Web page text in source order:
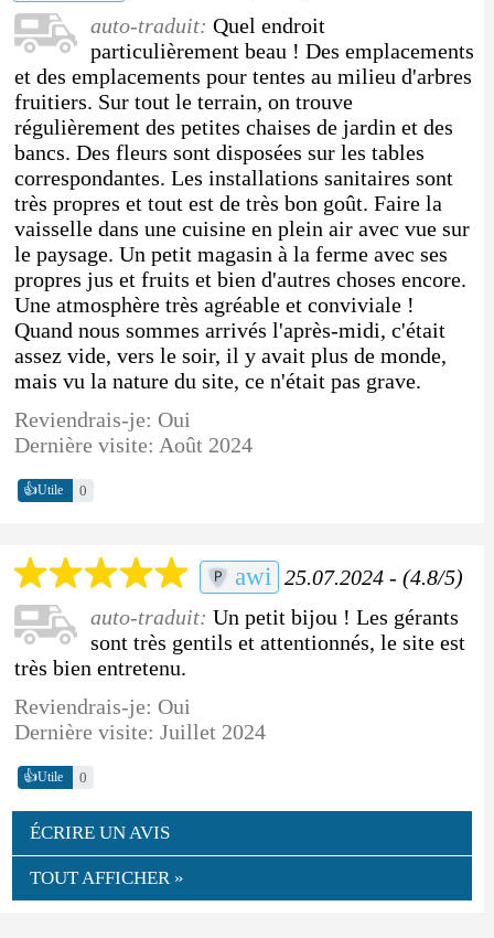
auto-traduit: Quel endroit
particulièrement beau ! Des emplacements
et des emplacements pour tentes au milieu d'arbres
fruitiers. Sur tout le terrain, on trouve
régulièrement des petites chaises de jardin et des
bancs. Des fleurs sont disposées sur les tables
correspondantes. Les installations sanitaires sont
très propres et tout est de très bon goût. Faire la
vaisselle dans une cuisine en plein air avec vue sur
le paysage. Un petit magasin à la ferme avec ses
propres jus et fruits et bien d'autres choses encore.
Une atmosphère très agréable et conviviale !
Quand nous sommes arrivés l'après-midi, c'était
assez vide, vers le soir, il y avait plus de monde,
mais vu la nature du site, ce n'était pas grave.
Reviendrais-je: Oui
Dernière visite: Août 2024
👍Utile 0
awi 25.07.2024 - (4.8/5)
auto-traduit: Un petit bijou ! Les gérants
sont très gentils et attentionnés, le site est
très bien entretenu.
Reviendrais-je: Oui
Dernière visite: Juillet 2024
👍Utile 0
ÉCRIRE UN AVIS
TOUT AFFICHER »